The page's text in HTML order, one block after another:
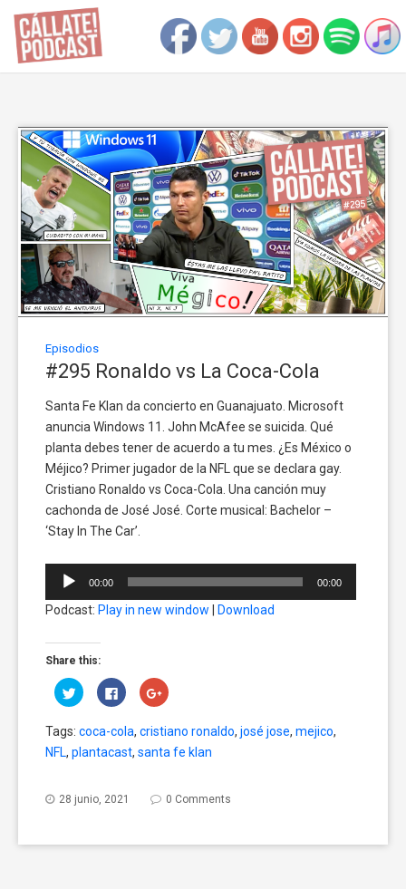
Episodios
#295 Ronaldo vs La Coca-Cola
Santa Fe Klan da concierto en Guanajuato. Microsoft
anuncia Windows 11. John McAfee se suicida. Qué
planta debes tener de acuerdo a tu mes. ¿Es México o
Méjico? Primer jugador de la NFL que se declara gay.
Cristiano Ronaldo vs Coca-Cola. Una canción muy
cachonda de José José. Corte musical: Bachelor –
‘Stay In The Car’.
Reproductor
audio
00:00 00:00
Podcast: Play in new window | Download
Share this:
Click
to
share
Twitter
(Opens
in
Click
to
share
Facebook
in
Click
to
Google+
(Opens
in
Tags: coca-cola, cristiano ronaldo, josé jose, mejico,
NFL, plantacast, santa fe klan
28 junio, 2021 0 Comments